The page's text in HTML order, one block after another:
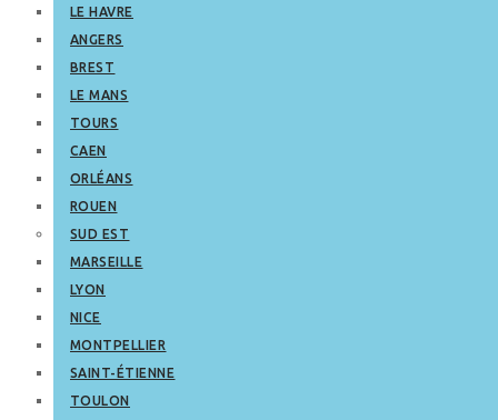
LE HAVRE
ANGERS
BREST
LE MANS
TOURS
CAEN
ORLÉANS
ROUEN
SUD EST
MARSEILLE
LYON
NICE
MONTPELLIER
SAINT-ÉTIENNE
TOULON